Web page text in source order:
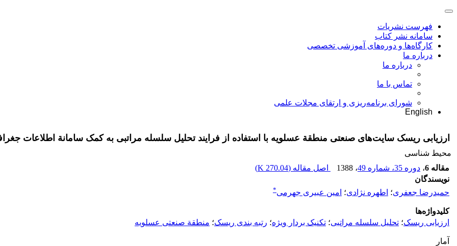
فهرست نشریات
سامانه نشر کتاب
کارگاه‌ها و دوره‌های آموزشی تخصصی
درباره ما
درباره ما
تماس با ما
شورای برنامه‌ریزی و ارتقای مجلات علمی
English
ارزیابی ریسک سایت‌های صنعتی منطقة عسلویه با استفاده از فرایند تحلیل سلسله مراتبی به کمک سامانة اطلاعات
محیط شناسی
مقاله 6
، دوره 35، شماره 49 ، 1388 اصل مقاله (270.04 K
)
نویسندگان
حمیدرضا جعفری؛ اطهره نژادی؛ امین عبیری جهرمی*
کلیدواژه‌ها
ارزیابی ریسک؛ تحلیل سلسله مراتبی؛ تکنیک بردار ویژه؛ رتبه بندی ریسک؛ منطقة صنعتی عسلویه
آمار